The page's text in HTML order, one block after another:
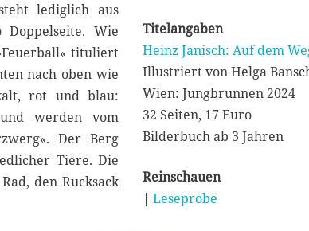
lediglich aus
Wie
tituliert
nach oben wie
rot und blau:
werden vom
Der Berg
Tiere. Die
den Rucksack
Titelangaben
Heinz Janisch: Auf dem
Illustriert von Helga
Wien: Jungbrunnen 2024
32 Seiten, 17 Euro
Bilderbuch ab 3 Jahren
Reinschauen
| Leseprobe